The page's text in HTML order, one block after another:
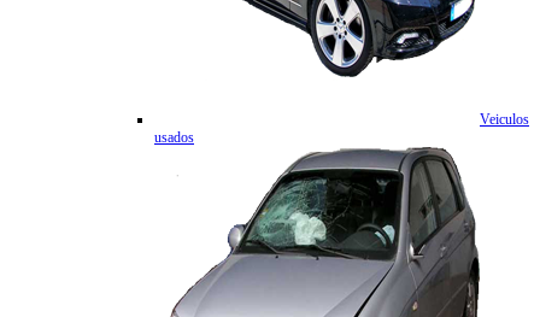
Veiculos
usados